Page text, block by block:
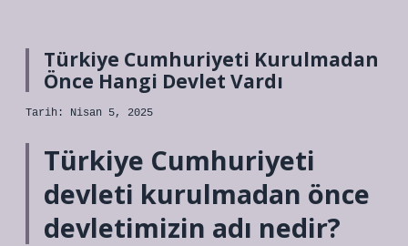
Türkiye Cumhuriyeti Kurulmadan
Önce Hangi Devlet Vardı
Tarih: Nisan 5, 2025
Türkiye Cumhuriyeti
devleti kurulmadan önce
devletimizin adı nedir?